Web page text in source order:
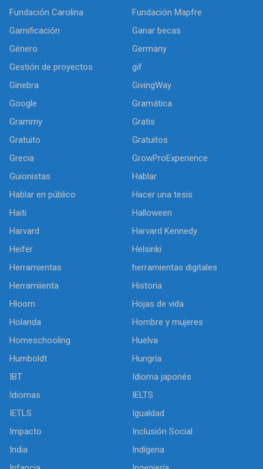
Fundación Carolina
Fundación Mapfre
Gamificación
Ganar becas
Género
Germany
Gestión de proyectos
gif
Ginebra
GivingWay
Google
Gramática
Grammy
Gratis
Gratuito
Gratuitos
Grecia
GrowProExperience
Guionistas
Hablar
Hablar en público
Hacer una tesis
Haiti
Halloween
Harvard
Harvard Kennedy
Heifer
Helsinki
Herramientas
herramientas digitales
Herramiienta
Historia
Hloom
Hojas de vida
Holanda
Hombre y mujeres
Homeschooling
Huelva
Humboldt
Hungría
IBT
Idioma japonés
Idiomas
IELTS
IETLS
Igualdad
Impacto
Inclusión Social
India
Indígena